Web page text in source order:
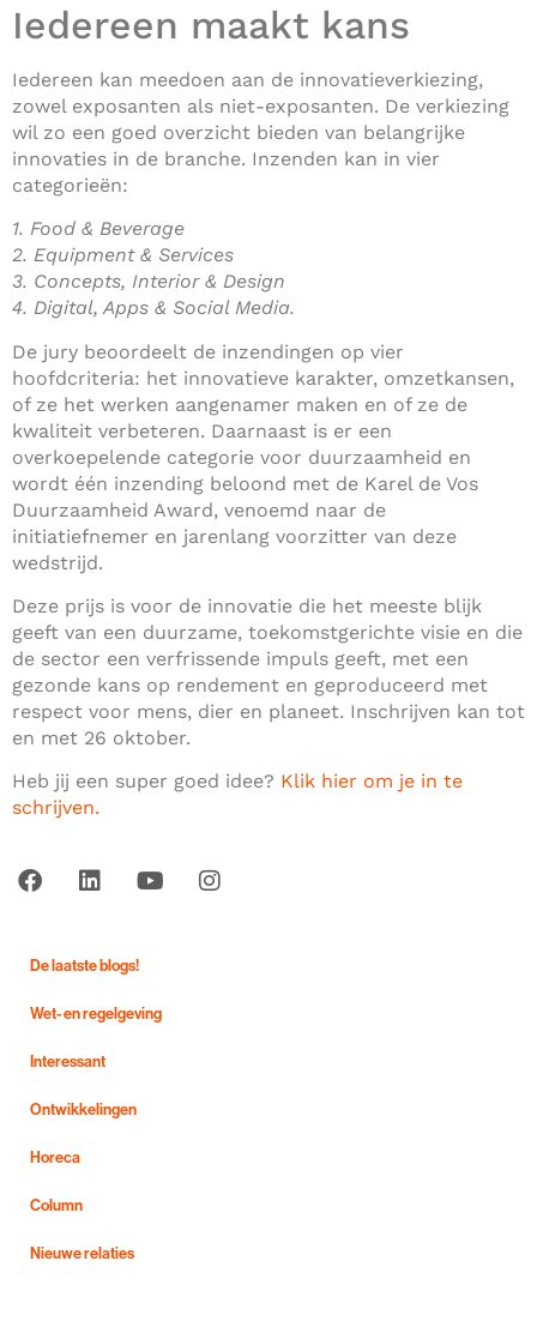
Iedereen maakt kans
Iedereen kan meedoen aan de innovatieverkiezing,
zowel exposanten als niet-exposanten. De verkiezing
wil zo een goed overzicht bieden van belangrijke
innovaties in de branche. Inzenden kan in vier
categorieën:
1. Food & Beverage
2. Equipment & Services
3. Concepts, Interior & Design
4. Digital, Apps & Social Media.
De jury beoordeelt de inzendingen op vier
hoofdcriteria: het innovatieve karakter, omzetkansen,
of ze het werken aangenamer maken en of ze de
kwaliteit verbeteren. Daarnaast is er een
overkoepelende categorie voor duurzaamheid en
wordt één inzending beloond met de Karel de Vos
Duurzaamheid Award, venoemd naar de
initiatiefnemer en jarenlang voorzitter van deze
wedstrijd.
Deze prijs is voor de innovatie die het meeste blijk
geeft van een duurzame, toekomstgerichte visie en die
de sector een verfrissende impuls geeft, met een
gezonde kans op rendement en geproduceerd met
respect voor mens, dier en planeet. Inschrijven kan tot
en met 26 oktober.
Heb jij een super goed idee? Klik hier om je in te
schrijven.
De laatste blogs!
Wet- en regelgeving
Interessant
Ontwikkelingen
Horeca
Column
Nieuwe relaties